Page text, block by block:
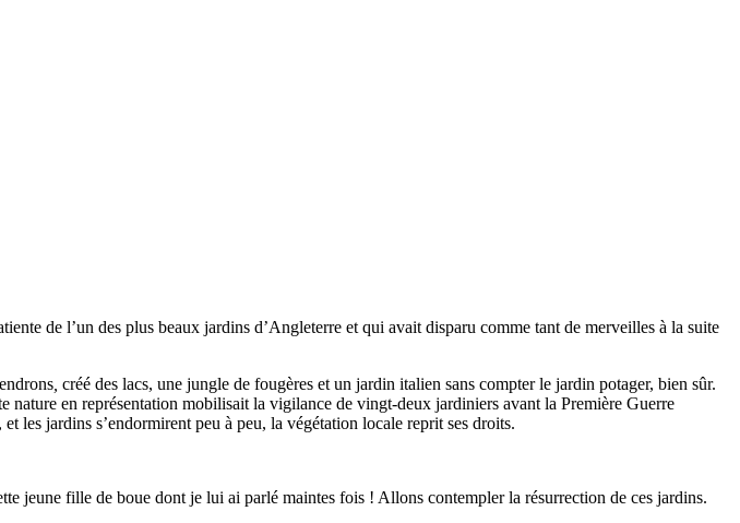
de l’un des plus beaux jardins d’Angleterre et qui avait disparu comme tant de merveilles à la suite
créé des lacs, une jungle de fougères et un jardin italien sans compter le jardin potager, bien sûr.
en représentation mobilisait la vigilance de vingt-deux jardiniers avant la Première Guerre
les jardins s’endormirent peu à peu, la végétation locale reprit ses droits.
jeune fille de boue dont je lui ai parlé maintes fois ! Allons contempler la résurrection de ces jardins.